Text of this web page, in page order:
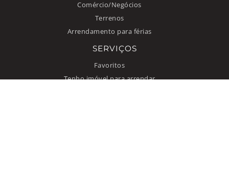
Comércio/Negócios
Terrenos
Arrendamento para férias
SERVIÇOS
Favoritos
Tenho imóvel para arrendar